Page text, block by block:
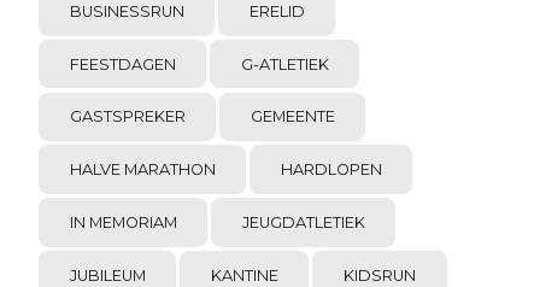
BUSINESSRUN ERELID
FEESTDAGEN G-ATLETIEK
GASTSPREKER GEMEENTE
HALVE MARATHON HARDLOPEN
IN MEMORIAM JEUGDATLETIEK
JUBILEUM KANTINE KIDSRUN